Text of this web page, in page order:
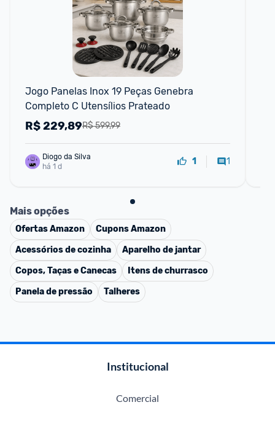
Jogo Panelas Inox 19 Peças Genebra
Completo C Utensílios Prateado
R$ 599,99
R$229,89
Diogo da Silva
há 1 d
1 1
Mais opções
OfertasAmazon CuponsAmazon
Acessórios de cozinha
Aparelho de jantar
Copos, Taças e Canecas
Itens de churrasco
Panela de pressão
Talheres
Institucional
Comercial